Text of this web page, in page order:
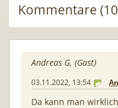
Kommentare
Andreas G. (Gast)
03.11.2022, 13:54
Da kann man